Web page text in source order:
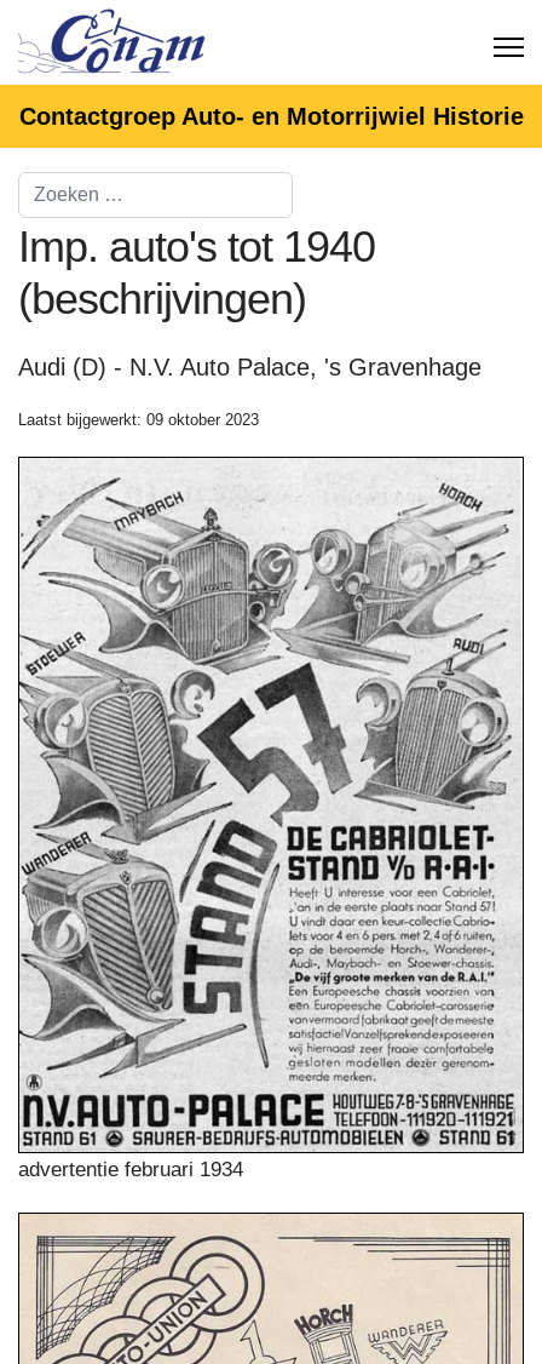
Contactgroep Auto- en Motorrijwiel Historie
Imp. auto's tot 1940
(beschrijvingen)
Audi (D) - N.V. Auto Palace, 's Gravenhage
Laatst bijgewerkt: 09 oktober 2023
advertentie februari 1934